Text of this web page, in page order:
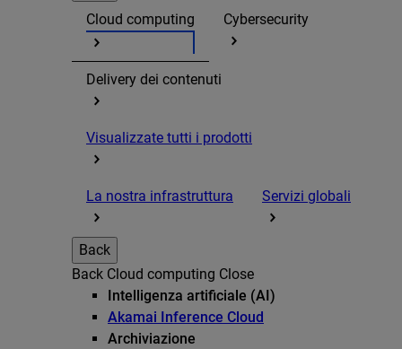
Cloud computing
Cybersecurity
Delivery dei contenuti
Visualizzate tutti i prodotti
La nostra infrastruttura Servizi globali
Back
Back Cloud computing Close
Intelligenza artificiale (AI)
Akamai Inference Cloud
Archiviazione